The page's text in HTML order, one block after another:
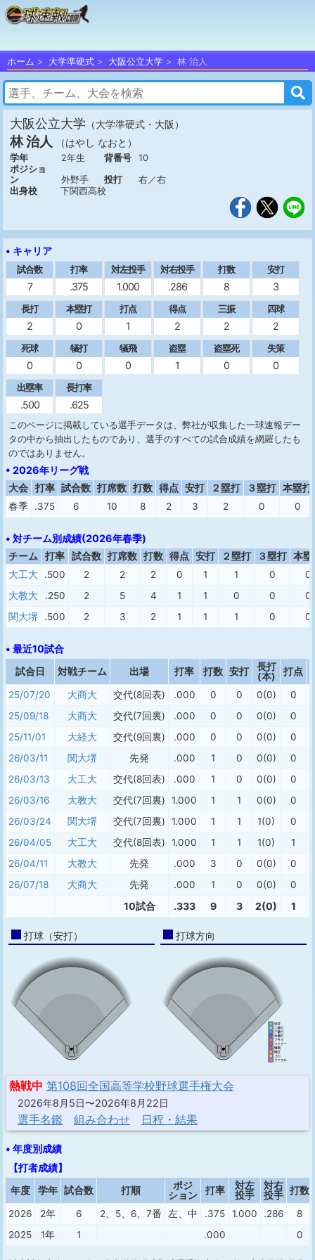
ホーム 大学準硬式 大阪公立大学 林 治人
大阪公立大学 （大学準硬式・大阪）
林 治人 （はやし なおと）
学年 2年生 背番号
10
ポジショ
ン
外野手 投打
右／右
出身校
下関西高校
• キャリア
試合数
7
打率
.375
対左投手
1.000
対右投手
.286
打数
8
安打
3
長打
2
本塁打
0
打点
1
得点
2
三振
2
四球
2
死球
0
犠打
0
犠飛
0
盗塁
1
盗塁死
0
失策
0
出塁率
.500
長打率
.625
このページに掲載している選手データは、弊社が収集した一球速報デー
タの中から抽出したものであり、選手のすべての試合成績を網羅したも
のではありません。
• 2026年リーグ戦
大会 打率 試合数 打席数 打数 得点 安打 ２塁打 ３塁打 本塁打
春季
.375 6 10 8 2 3 2 0 0
• 対チーム別成績(2026年春季)
チーム 打率 試合数 打席数 打数 得点 安打 ２塁打 ３塁打 本塁
大工大
.500 2 2 2 0 1 1 0
0
大教大
.250 2 5 4 1 1 0 0
0
関大堺
.500 2 3 2 1 1 1 0 0
• 最近10試合
試合日 対戦チーム 出場 打率 打数 安打
長打
(本)
打点
25/07/20 大商大 交代(8回表) .000 0 0 0(0)
0
25/09/18
大商大 交代(7回裏) .000 0 0 0(0)
0
25/11/01
大経大 交代(9回裏) .000 0 0 0(0)
0
26/03/11
関大堺 先発 .000 1 0 0(0)
0
26/03/13
大工大 交代(8回表) .000 1 0 0(0)
0
26/03/16
大教大 交代(7回裏) 1.000 1 1 0(0)
0
26/03/24
関大堺 交代(7回裏) 1.000 1 1 1(0)
0
26/04/05
大工大 交代(8回表) 1.000 1 1 1(0)
1
26/04/11
大教大 先発 .000 3 0 0(0)
0
26/07/18
大商大 先発 .000 1 0 0(0) 0
10試合 .333 9 3 2(0) 1
打球（安打） 打球方向
熱戦中 第108回全国高等学校野球選手権大会
2026年8月5日〜2026年8月22日
選手名鑑 組み合わせ 日程・結果
• 年度別成績
【打者成績】
年度
学年 試合数 打順
ポジ
ション
打率
対左
投手
対右
投手 打数
2026 2年 6 2、5、6、7番 左、中 .375 1.000 .286
8
2025
1年 1 .000 0